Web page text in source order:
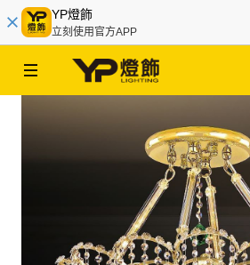
YP燈飾
立刻使用官方APP